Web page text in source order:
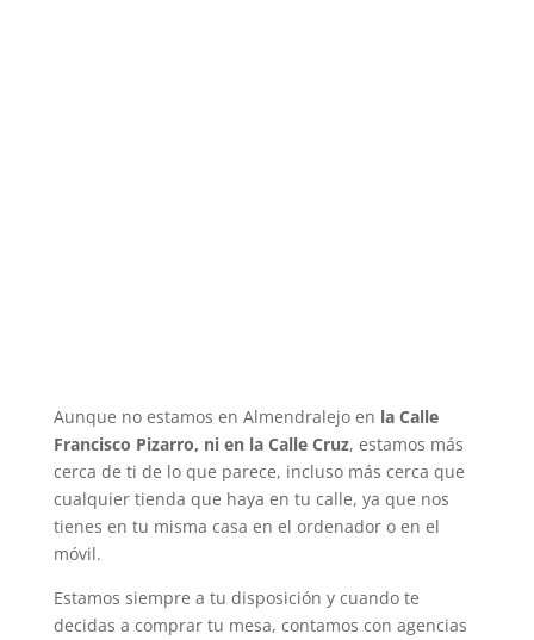
Aunque no estamos en Almendralejo en la Calle
Francisco Pizarro, ni en la Calle Cruz, estamos más
cerca de ti de lo que parece, incluso más cerca que
cualquier tienda que haya en tu calle, ya que nos
tienes en tu misma casa en el ordenador o en el
móvil.
Estamos siempre a tu disposición y cuando te
decidas a comprar tu mesa, contamos con agencias